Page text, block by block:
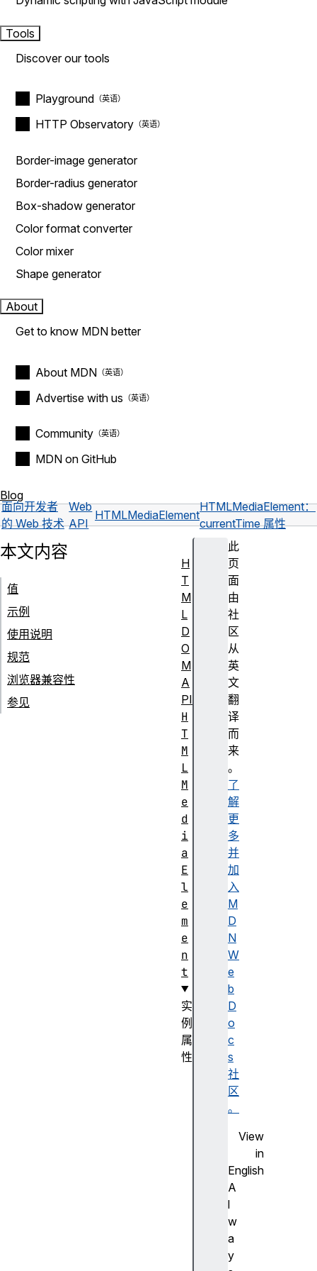
Tools
Discover our tools
Playground
HTTP Observatory
Border-image generator
Border-radius generator
Box-shadow generator
Color format converter
Color mixer
Shape generator
About
Get to know MDN better
About MDN
Advertise with us
Community
MDN on GitHub
Blog
面向开发者
的 Web 技术
Web
API
HTMLMediaElement
HTMLMediaElement：
currentTime 属性
此
页
面
由
社
区
从
英
文
翻
译
而
来
。
了
解
更
多
并
加
入
M
D
N
W
e
b
D
o
c
s
社
区
。
View
in
English
A
l
w
a
y
本文内容
值
示例
使用说明
规范
浏览器兼容性
参见
H
T
M
L
D
O
M
A
PI
H
T
M
L
M
e
d
i
a
E
l
e
m
e
n
t
实
例
属
性